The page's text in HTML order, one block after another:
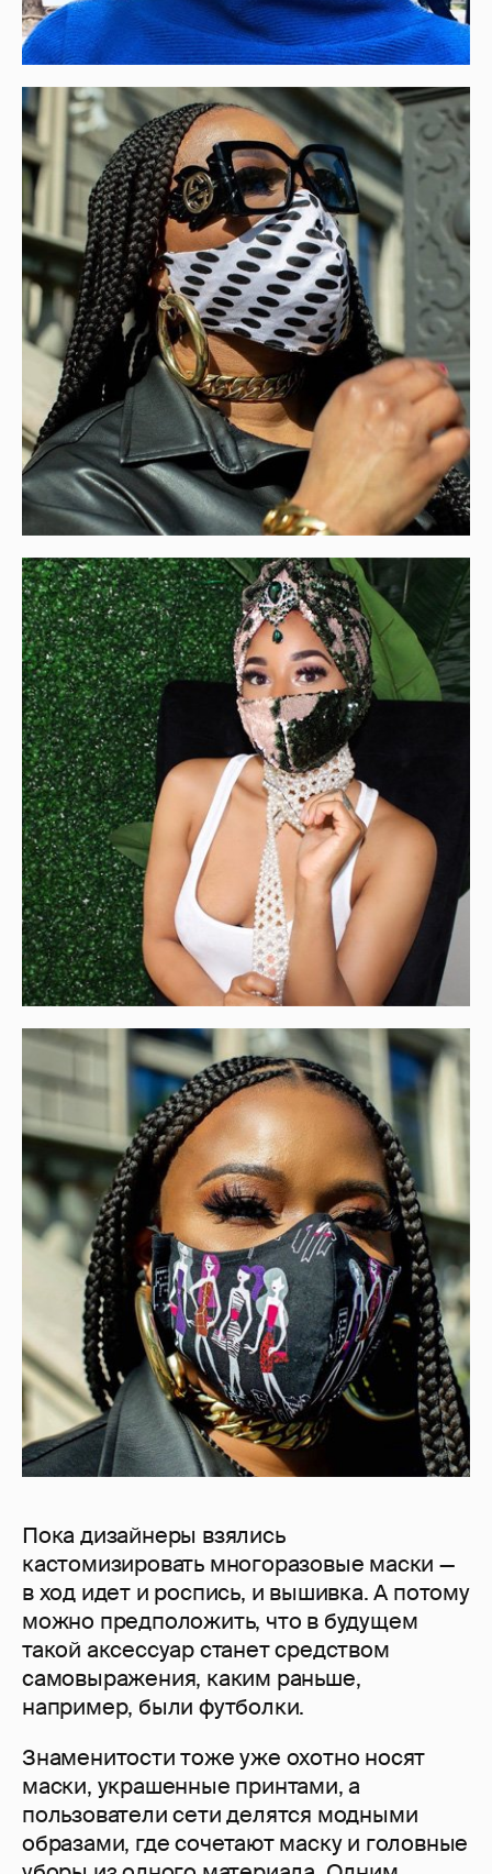
Пока дизайнеры взялись
кастомизировать многоразовые маски —
в ход идет и роспись, и вышивка. А потому
можно предположить, что в будущем
такой аксессуар станет средством
самовыражения, каким раньше,
например, были футболки.
Знаменитости тоже уже охотно носят
маски, украшенные принтами, а
пользователи сети делятся модными
образами, где сочетают маску и головные